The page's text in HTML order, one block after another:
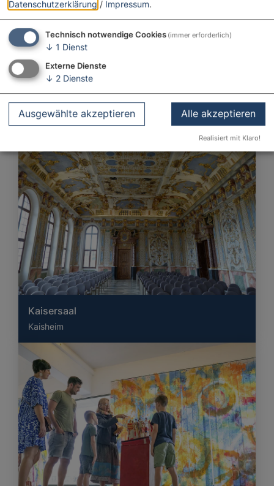
Käthe-Kruse-Puppen-Museum
geöffnet bis 17 Uhr
Kaisersaal
Kaisheim
Datenschutzerklärung / Impressum.
Technisch notwendige Cookies (immer erforderlich)
↓ 1 Dienst
Externe Dienste
↓ 2 Dienste
Ausgewählte akzeptieren Alle akzeptieren
Realisiert mit Klaro!